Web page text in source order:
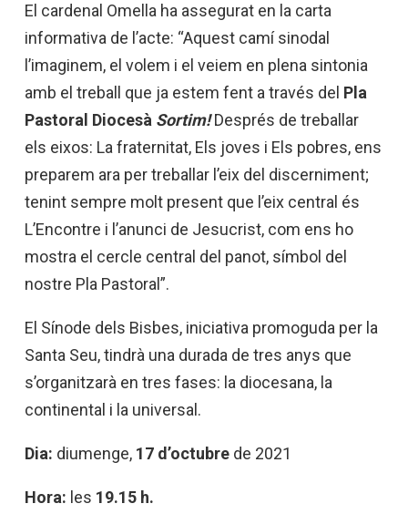
El cardenal Omella ha assegurat en la carta
informativa de l’acte: “Aquest camí sinodal
l’imaginem, el volem i el veiem en plena sintonia
amb el treball que ja estem fent a través del Pla
Pastoral Diocesà Sortim!Després de treballar
els eixos: La fraternitat, Els joves i Els pobres, ens
preparem ara per treballar l’eix del discerniment;
tenint sempre molt present que l’eix central és
L’Encontre i l’anunci de Jesucrist, com ens ho
mostra el cercle central del panot, símbol del
nostre Pla Pastoral”.
El Sínode dels Bisbes, iniciativa promoguda per la
Santa Seu, tindrà una durada de tres anys que
s’organitzarà en tres fases: la diocesana, la
continental i la universal.
Dia: diumenge, 17 d’octubre de 2021
Hora: les 19.15 h.